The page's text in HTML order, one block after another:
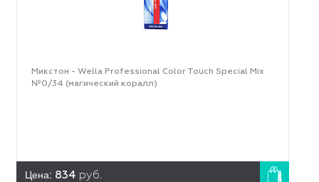
Микстон - Wella Professional Color Touch Special Mix
№0/34 (магический коралл)
Цена: 834 руб.